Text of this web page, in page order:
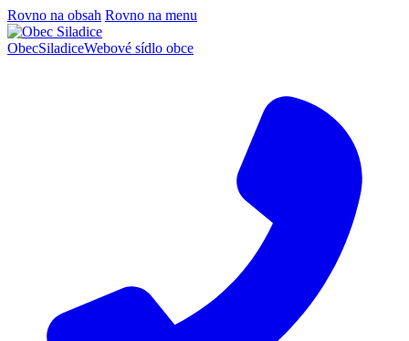
Rovno na obsah Rovno na menu
ObecSiladiceWebové sídlo obce